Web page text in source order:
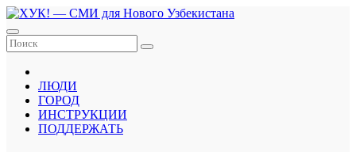
Перейти
к
содержанию
ЛЮДИ
ГОРОД
ИНСТРУКЦИИ
ПОДДЕРЖАТЬ